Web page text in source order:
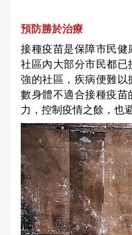
預防勝於治療
接種疫苗是保障市民
社區內大部分市民都已
強的社區，疾病便難
數身體不適合接種疫苗
力，控制疫情之餘，也